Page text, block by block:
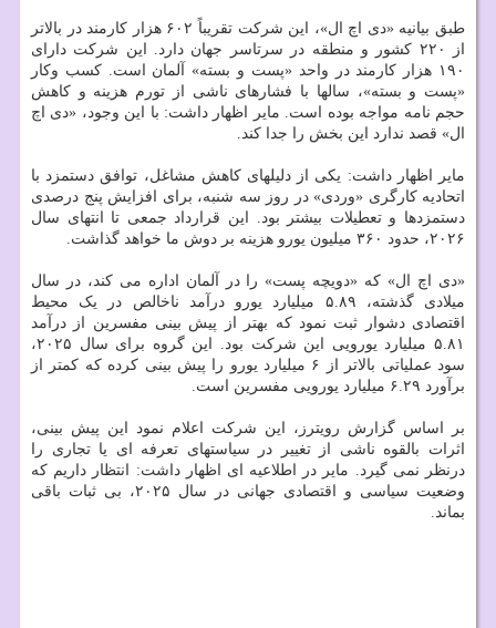
طبق بیانیه «دی اچ ال»، این شرکت تقریباً ۶۰۲ هزار کارمند در بالاتر
از ۲۲۰ کشور و منطقه در سرتاسر جهان دارد. این شرکت دارای
۱۹۰ هزار کارمند در واحد «پست و بسته» آلمان است. کسب وکار
«پست و بسته»، سالها با فشارهای ناشی از تورم هزینه و کاهش
حجم نامه مواجه بوده است. مایر اظهار داشت: با این وجود، «دی اچ
ال» قصد ندارد این بخش را جدا کند.
مایر اظهار داشت: یکی از دلیلهای کاهش مشاغل، توافق دستمزد با
اتحادیه کارگری «وردی» در روز سه شنبه، برای افزایش پنج درصدی
دستمزدها و تعطیلات بیشتر بود. این قرارداد جمعی تا انتهای سال
۲۰۲۶، حدود ۳۶۰ میلیون یورو هزینه بر دوش ما خواهد گذاشت.
«دی اچ ال» که «دویچه پست» را در آلمان اداره می کند، در سال
میلادی گذشته، ۵.۸۹ میلیارد یورو درآمد ناخالص در یک محیط
اقتصادی دشوار ثبت نمود که بهتر از پیش بینی مفسرین از درآمد
۵.۸۱ میلیارد یورویی این شرکت بود. این گروه برای سال ۲۰۲۵،
سود عملیاتی بالاتر از ۶ میلیارد یورو را پیش بینی کرده که کمتر از
برآورد ۶.۲۹ میلیارد یورویی مفسرین است.
بر اساس گزارش رویترز، این شرکت اعلام نمود این پیش بینی،
اثرات بالقوه ناشی از تغییر در سیاستهای تعرفه ای یا تجاری را
درنظر نمی گیرد. مایر در اطلاعیه ای اظهار داشت: انتظار داریم که
وضعیت سیاسی و اقتصادی جهانی در سال ۲۰۲۵، بی ثبات باقی
بماند.